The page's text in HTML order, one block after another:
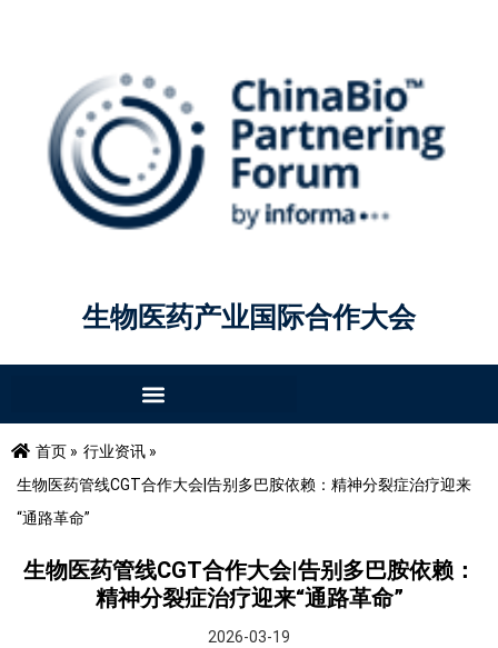
生物医药产业国际合作大会
首页 » 行业资讯 »
生物医药管线CGT合作大会|告别多巴胺依赖：精神分裂症治疗迎来
“通路革命”
生物医药管线CGT合作大会|告别多巴胺依赖：
精神分裂症治疗迎来“通路革命”
2026-03-19